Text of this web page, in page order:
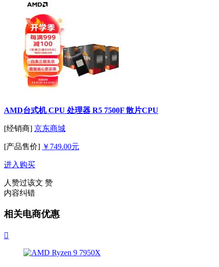
AMD台式机 CPU 处理器 R5 7500F 散片CPU
[经销商] 京东商城
[产品售价] ￥749.00元
进入购买
人赞过该文 赞
内容纠错
相关电商优惠
